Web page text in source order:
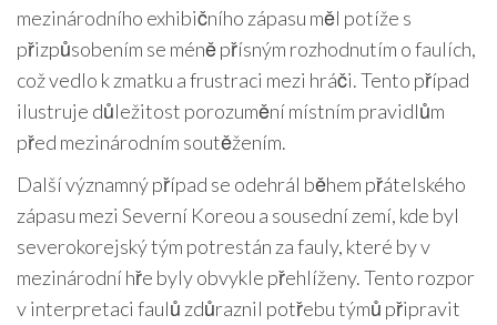
mezinárodního exhibičního zápasu měl potíže s
přizpůsobením se méně přísným rozhodnutím o faulích,
což vedlo k zmatku a frustraci mezi hráči. Tento případ
ilustruje důležitost porozumění místním pravidlům
před mezinárodním soutěžením.
Další významný případ se odehrál během přátelského
zápasu mezi Severní Koreou a sousední zemí, kde byl
severokorejský tým potrestán za fauly, které by v
mezinárodní hře byly obvykle přehlíženy. Tento rozpor
v interpretaci faulů zdůraznil potřebu týmů připravit